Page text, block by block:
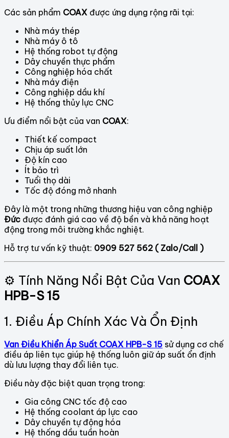
Các sản phẩm COAX được ứng dụng rộng rãi tại:
Nhà máy thép
Nhà máy ô tô
Hệ thống robot tự động
Dây chuyền thực phẩm
Công nghiệp hóa chất
Nhà máy điện
Công nghiệp dầu khí
Hệ thống thủy lực CNC
Ưu điểm nổi bật của van COAX:
Thiết kế compact
Chịu áp suất lớn
Độ kín cao
Ít bảo trì
Tuổi thọ dài
Tốc độ đóng mở nhanh
Đây là một trong những thương hiệu van công nghiệp
Đức được đánh giá cao về độ bền và khả năng hoạt
động trong môi trường khắc nghiệt.
Hỗ trợ tư vấn kỹ thuật: 0909 527 562 ( Zalo/Call )
⚙️ Tính Năng Nổi Bật Của Van COAX
HPB-S 15
1. Điều Áp Chính Xác Và Ổn Định
Van Điều Khiển Áp Suất COAX HPB-S 15 sử dụng cơ chế
điều áp liên tục giúp hệ thống luôn giữ áp suất ổn định
dù lưu lượng thay đổi liên tục.
Điều này đặc biệt quan trọng trong:
Gia công CNC tốc độ cao
Hệ thống coolant áp lực cao
Dây chuyền tự động hóa
Hệ thống dầu tuần hoàn